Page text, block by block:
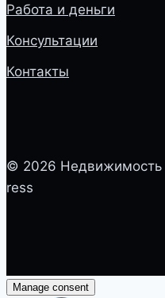
Работа и деньги
Консультации
Контакты
© 2026
ress
Manage consent